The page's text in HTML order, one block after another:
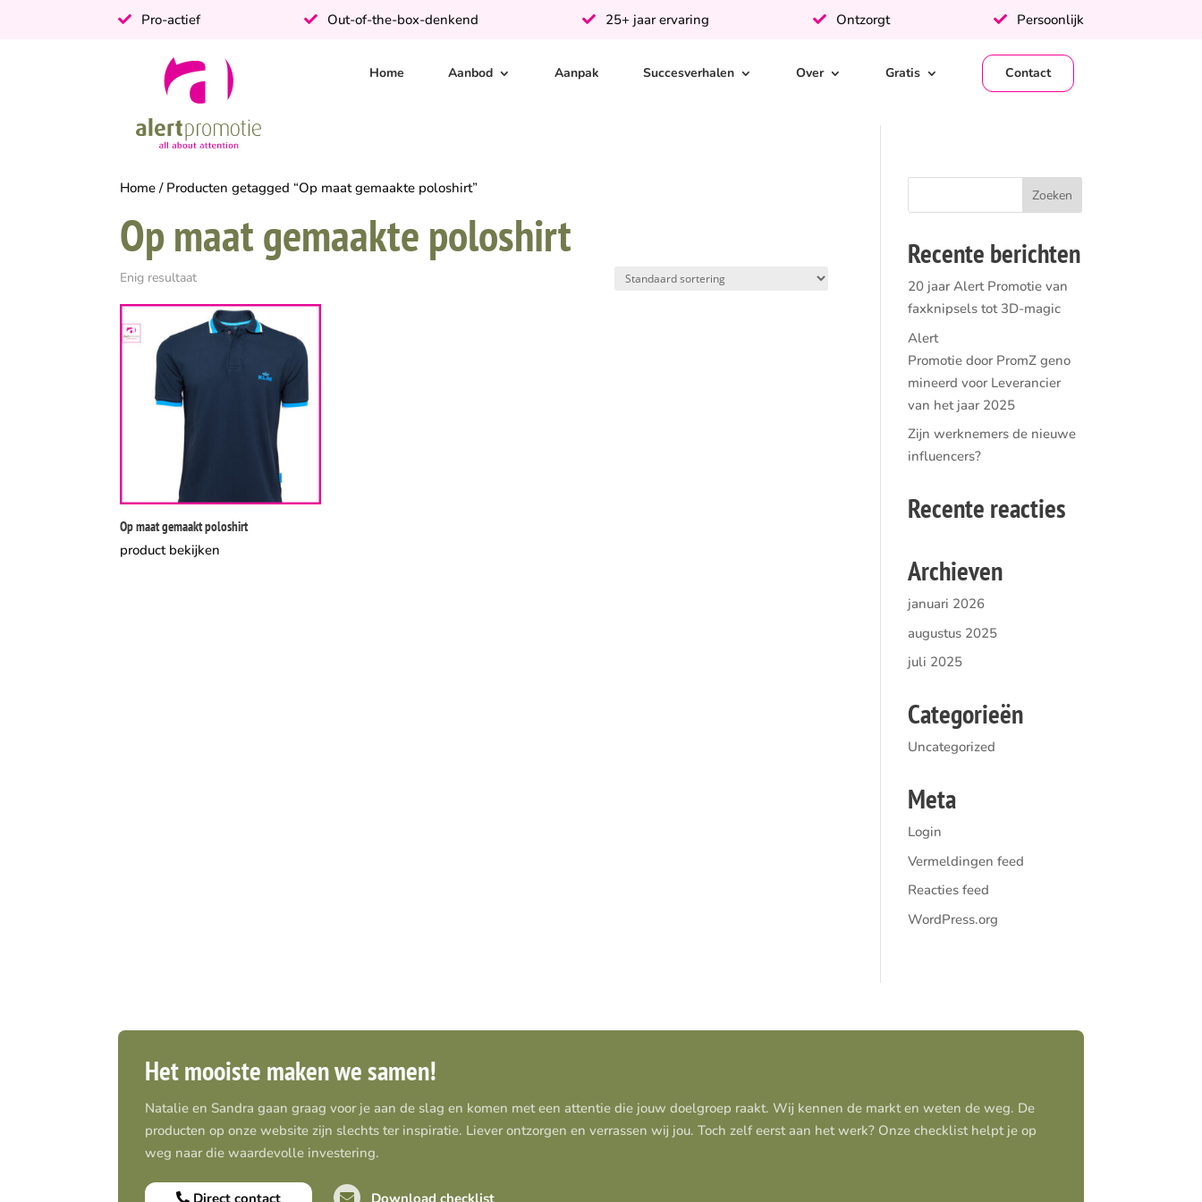
Pro-actief Out-of-the-box-denkend 25+ jaar ervaring Ontzorgt Persoonlijk
Home Aanbod Aanpak Succesverhalen Over Gratis Contact
Home / Producten getagged “Op maat gemaakte poloshirt”
Op maat gemaakte poloshirt
Enig resultaat
Op maat gemaakt poloshirt
product bekijken
Recente berichten
20 jaar Alert Promotie van
faxknipsels tot 3D-magic
Alert
Promotie door PromZ geno
mineerd voor Leverancier
van het jaar 2025
Zijn werknemers de nieuwe
influencers?
Recente reacties
Archieven
januari 2026
augustus 2025
juli 2025
Categorieën
Uncategorized
Meta
Login
Vermeldingen feed
Reacties feed
WordPress.org
Het mooiste maken we samen!
Natalie en Sandra gaan graag voor je aan de slag en komen met een attentie die jouw doelgroep raakt. Wij kennen de markt en weten de weg. De
producten op onze website zijn slechts ter inspiratie. Liever ontzorgen en verrassen wij jou. Toch zelf eerst aan het werk? Onze checklist helpt je op
weg naar die waardevolle investering.